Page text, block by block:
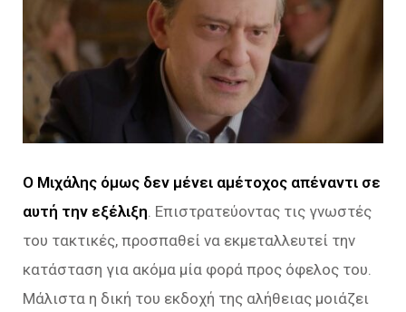
Ο Μιχάλης όμως δεν μένει αμέτοχος απέναντι σε
αυτή την εξέλιξη . Επιστρατεύοντας τις γνωστές
του τακτικές, προσπαθεί να εκμεταλλευτεί την
κατάσταση για ακόμα μία φορά προς όφελος του.
Μάλιστα η δική του εκδοχή της αλήθειας μοιάζει